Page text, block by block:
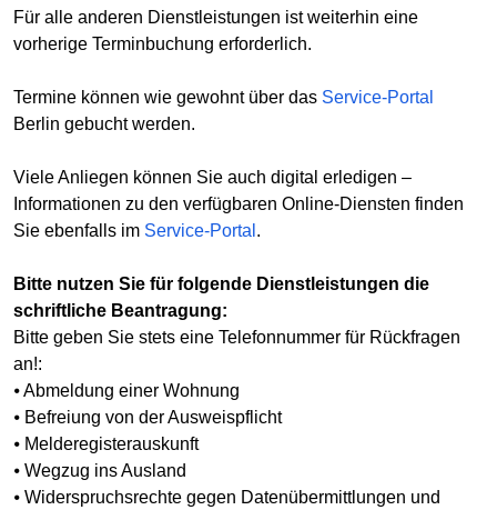
Für alle anderen Dienstleistungen ist weiterhin eine
vorherige Terminbuchung erforderlich.
Termine können wie gewohnt über das Service-Portal
Berlin gebucht werden.
Viele Anliegen können Sie auch digital erledigen –
Informationen zu den verfügbaren Online-Diensten finden
Sie ebenfalls im Service-Portal .
Bitte nutzen Sie für folgende Dienstleistungen die
schriftliche Beantragung:
Bitte geben Sie stets eine Telefonnummer für Rückfragen
an!:
⦁ Abmeldung einer Wohnung
⦁ Befreiung von der Ausweispflicht
⦁ Melderegisterauskunft
⦁ Wegzug ins Ausland
⦁ Widerspruchsrechte gegen Datenübermittlungen und